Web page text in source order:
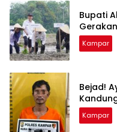
Bupati
Kampar
Bejad!
Kampar